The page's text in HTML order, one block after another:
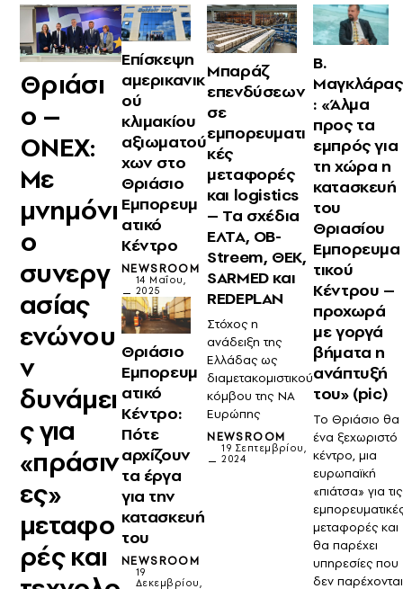
Θριάσι
ο –
ONEX:
Με
μνημόνι
ο
συνεργ
ασίας
ενώνου
ν
δυνάμει
ς για
«πράσιν
ες»
μεταφο
ρές και
Επίσκεψη
αμερικανικ
ού
κλιμακίου
αξιωματού
χων στο
Θριάσιο
Εμπορευμ
ατικό
Κέντρο
NEWSROOM
14 Μαΐου,
2025
Θριάσιο
Εμπορευμ
ατικό
Κέντρο:
Πότε
αρχίζουν
τα έργα
για την
κατασκευή
του
NEWSROOM
19
Δεκεμβρίου,
Μπαράζ
επενδύσεων
σε
εμπορευματι
κές
μεταφορές
και logistics
– Τα σχέδια
ΕΛΤΑ, OB-
Streem, ΘΕΚ,
SARMED και
REDEPLAN
Στόχος η
ανάδειξη της
Ελλάδας ως
διαμετακομιστικού
κόμβου της ΝΑ
Ευρώπης
NEWSROOM
19 Σεπτεμβρίου,
2024
Β.
Μαγκλάρας
: «Άλμα
προς τα
εμπρός για
τη χώρα η
κατασκευή
του
Θριασίου
Εμπορευμα
τικού
Κέντρου –
προχωρά
με γοργά
βήματα η
ανάπτυξή
του» (pic)
Το Θριάσιο θα
ένα ξεχωριστό
κέντρο, μια
ευρωπαϊκή
«πιάτσα» για τις
μεταφορές και
θα παρέχει
υπηρεσίες που
δεν παρέχονται